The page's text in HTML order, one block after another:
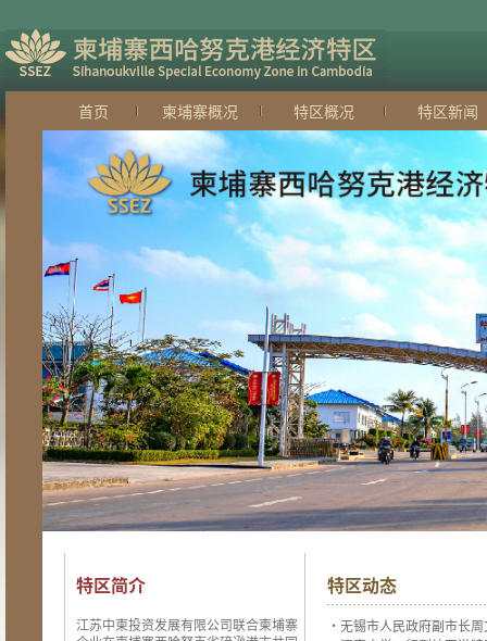
首页 柬埔寨概况 特区概况 特区新闻
特区简介
江苏中柬投资发展有限公司联合柬埔寨
特区动态
· 无锡市人民政府副市长